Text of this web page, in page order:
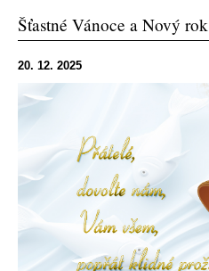
Šťastné Vánoce a Nový rok
20. 12. 2025